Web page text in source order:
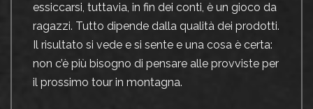
essiccarsi, tuttavia, in fin dei conti, è un gioco da
ragazzi. Tutto dipende dalla qualità dei prodotti.
Il risultato si vede e si sente e una cosa è certa:
non c’è più bisogno di pensare alle provviste per
il prossimo tour in montagna.